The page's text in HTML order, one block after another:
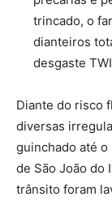
trincado, o
dianteiros
desgaste
Diante do risco
diversas
guinchado até
de São João do
trânsito foram